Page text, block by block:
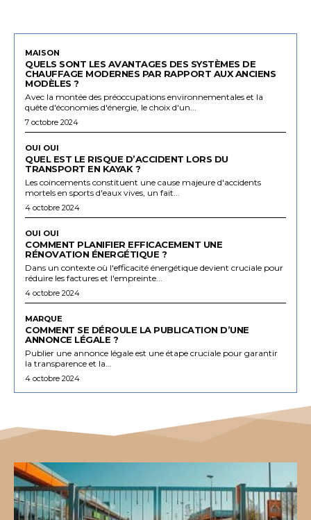
MAISON
QUELS SONT LES AVANTAGES DES SYSTÈMES DE
CHAUFFAGE MODERNES PAR RAPPORT AUX ANCIENS
MODÈLES ?
Avec la montée des préoccupations environnementales et la
quête d'économies d'énergie, le choix d'un...
7 octobre 2024
OUI OUI
QUEL EST LE RISQUE D’ACCIDENT LORS DU
TRANSPORT EN KAYAK ?
Les coincements constituent une cause majeure d'accidents
mortels en sports d'eaux vives, un fait...
4 octobre 2024
OUI OUI
COMMENT PLANIFIER EFFICACEMENT UNE
RÉNOVATION ÉNERGÉTIQUE ?
Dans un contexte où l'efficacité énergétique devient cruciale pour
réduire les factures et l'empreinte...
4 octobre 2024
MARQUE
COMMENT SE DÉROULE LA PUBLICATION D’UNE
ANNONCE LÉGALE ?
Publier une annonce légale est une étape cruciale pour garantir
la transparence et la...
4 octobre 2024